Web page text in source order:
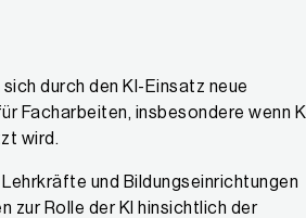
durch den KI-Einsatz neue
Facharbeiten, insbesondere wenn KI
wird.
und Bildungseinrichtungen
zur Rolle der KI hinsichtlich der